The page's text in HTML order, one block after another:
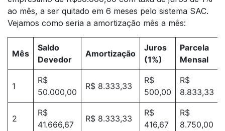
ao mês, a ser quitado em 6 meses pelo sistema SAC.
Vejamos como seria a amortização mês a mês:
Mês
Saldo
Devedor
Amortização
Juros
(1%)
Parcela
Mensal
1
R$
50.000,00
R$ 8.333,33
R$
500,00
R$
8.833,33
2
R$
41.666,67
R$ 8.333,33
R$
416,67
R$
8.750,00